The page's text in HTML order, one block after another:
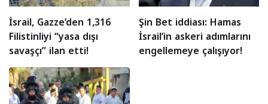
İsrail, Gazze’den 1,316
Filistinliyi “yasa dışı
savaşçı” ilan etti!
Şin Bet iddiası: Hamas
İsrail’in askeri adımlarını
engellemeye çalışıyor!